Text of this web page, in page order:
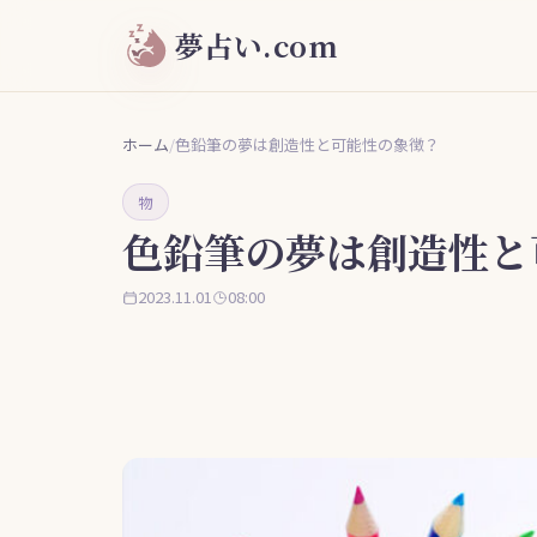
夢占い.com
ホーム/色鉛筆の夢は創造性と可能性の象徴？
物
色鉛筆の夢は創造性
2023.11.01 08:00